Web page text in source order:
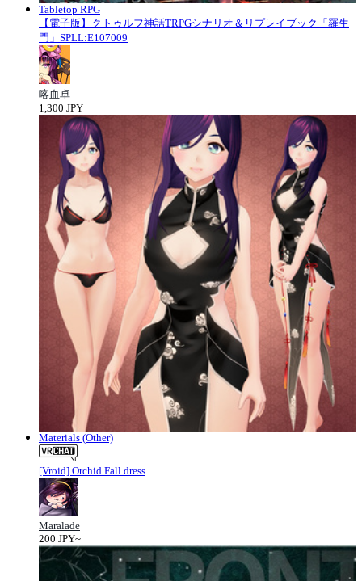
Tabletop RPG
【電子版】クトゥルフ神話TRPGシナリオ＆リプレイブック「羅生
門」SPLL:E107009
喀血卓
1,300 JPY
Materials (Other)
[Vroid] Orchid Fall dress
Maralade
200 JPY~